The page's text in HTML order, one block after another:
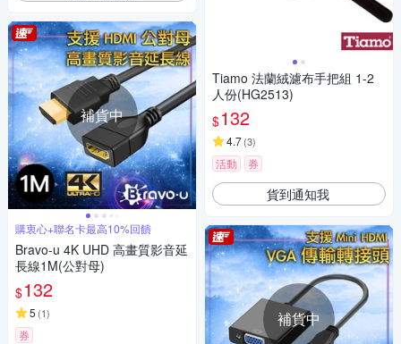
補貨中
購衷心+聯名卡最高10%回饋
Bravo-u 4K UHD 高畫質影音延
長線1M(公對母)
$132
5 (1)
券
Tiamo 法蘭絨濾布手把組 1-2
人份(HG2513)
$132
4.7(3)
活動 券
貨到通知我
補貨中